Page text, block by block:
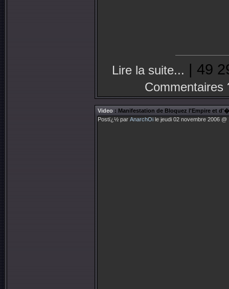
Lire la suite... | 49
Commentaires
Video : Manifestation de Bloquez l'Empire et
Postï¿½ par AnarchOi le jeudi 02 novembre 2006 @